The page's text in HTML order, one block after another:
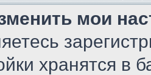
мои
хранятся в